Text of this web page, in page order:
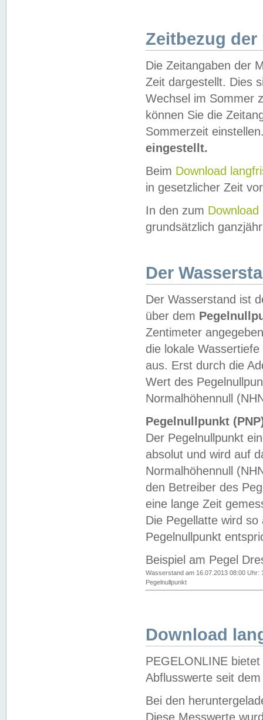
Zeitbezug der
Die Zeitangaben der
Zeit dargestellt. Dies
Wechsel im Sommer
können Sie die
Sommerzeit
eingestellt.
Beim Download
in gesetzlicher Zeit
In den zum Download
grundsätzlich
Der
Der Wasserstand ist
über dem
Zentimeter
die lokale
aus. Erst durch die
Wert des
Normalhöhennull
Pegelnullpunkt
Der Pegelnullpunkt
absolut und wird auf
Normalhöhennull
den Betreiber des
eine lange Zeit
Die Pegellatte wird
Pegelnullpunkt
Beispiel am Pegel
Wasserstand am 16.07.2013 08:00 Uhr:
Pegelnullpunkt
Download
PEGELONLINE
Abflusswerte seit
Bei den
Diese Messwerte